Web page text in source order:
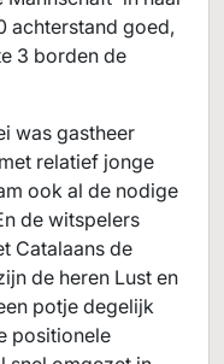
achterstand goed,
3 borden de
was gastheer
relatief jonge
ook al de nodige
de witspelers
Catalaans de
de heren Lust en
potje degelijk
positionele